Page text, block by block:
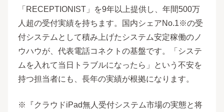
「RECEPTIONIST」を9年以上提供し、年間500万
人超の受付実績を持ちます。国内シェアNo.1※の受
付システムとして積み上げたシステム安定稼働のノ
ウハウが、代表電話コネクトの基盤です。「システ
ムを入れて当日トラブルになったら」という不安を
持つ担当者にも、長年の実績が根拠になります。
※『クラウドiPad無人受付システム市場の実態と将